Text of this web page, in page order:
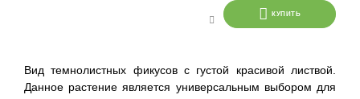
КУПИТЬ
Вид темнолистных фикусов с густой красивой листвой.
Данное растение является универсальным выбором для